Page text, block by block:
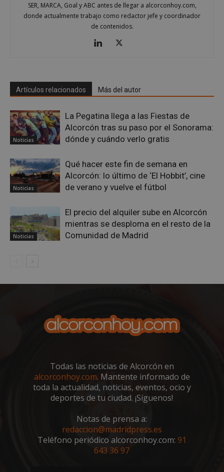
SER, MARCA, Goal y ABC antes de llegar a alcorconhoy.com,
donde actualmente trabajo como redactor jefe y coordinador
de contenidos.
Artículos relacionados Más del autor
Noticias
La Pegatina llega a las Fiestas de
Alcorcón tras su paso por el Sonorama:
dónde y cuándo verlo gratis
Noticias
Qué hacer este fin de semana en
Alcorcón: lo último de ‘El Hobbit’, cine
de verano y vuelve el fútbol
Noticias
El precio del alquiler sube en Alcorcón
mientras se desploma en el resto de la
Comunidad de Madrid
Todas las noticias de Alcorcón en
alcorconhoy.com. Mantente informado de
toda la actualidad, noticias, eventos, ocio y
deportes de tu ciudad. ¡Síguenos!
Notas de prensa a:
redaccion@madridpress.es
Teléfono periódico alcorconhoy.com: 91
643 36 97
AWSALBCORS
Amazon.com
1 semana
sp_landing
Spotify Inc.
semanas